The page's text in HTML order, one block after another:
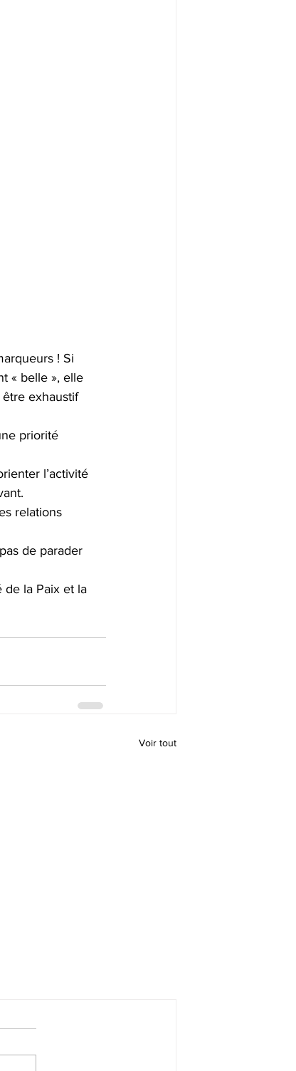
! Si
« belle », elle
exhaustif
priorité
l’activité
relations
de parader
de la Paix et la
Voir tout